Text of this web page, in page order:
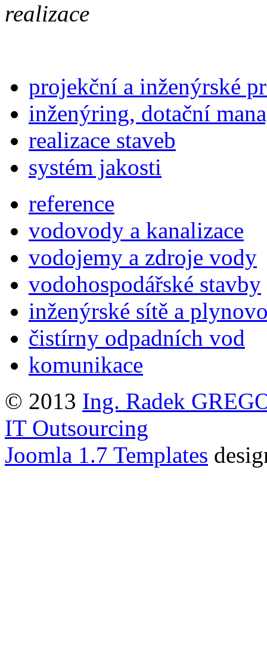
projekční a inženýrské
inženýring, dotační
realizace staveb
systém jakosti
reference
vodovody a kanalizace
vodojemy a zdroje vody
vodohospodářské stavby
inženýrské sítě a
čistírny odpadních vod
komunikace
© 2013 Ing. Radek
IT Outsourcing
Joomla 1.7 Templates